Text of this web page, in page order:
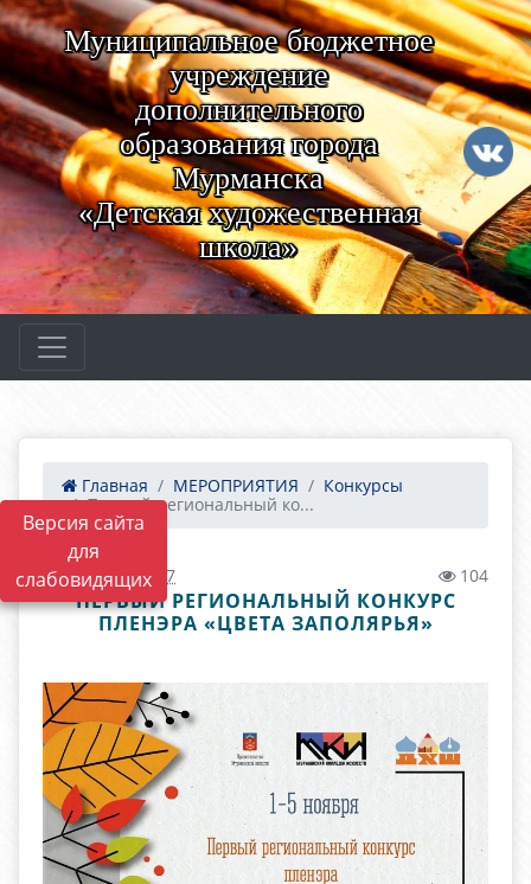
Версия сайта
для
слабовидящих
Муниципальное бюджетное
учреждение
дополнительного
образования города
Мурманска
«Детская художественная
школа»
Главная МЕРОПРИЯТИЯ
Конкурсы
Первый региональный ко...
28.10.2025 12:37 104
ПЕРВЫЙ РЕГИОНАЛЬНЫЙ КОНКУРС
ПЛЕНЭРА «ЦВЕТА ЗАПОЛЯРЬЯ»